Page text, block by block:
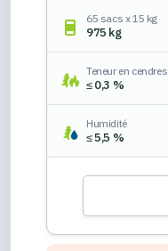
65 sacs x 15 kg
975 kg
Teneur en cendres
≤ 0,3 %
Humidité
≤ 5,5 %